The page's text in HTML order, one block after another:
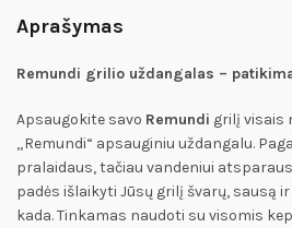
Aprašymas
Remundi grilio uždangalas –
Apsaugokite savo Remundi grilį visais
„Remundi“ apsauginiu uždangalu.
pralaidaus, tačiau vandeniui
padės išlaikyti Jūsų grilį švarų, sausą
kada. Tinkamas naudoti su visomis